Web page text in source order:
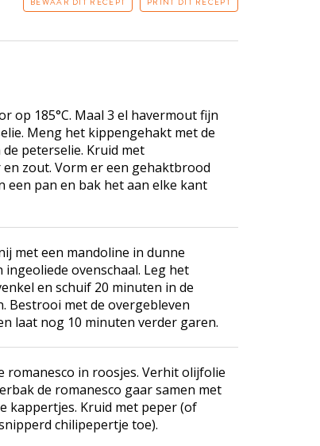
op 185°C. Maal 3 el havermout fijn
Meng het kippengehakt met de
peterselie. Kruid met
zout. Vorm er een gehaktbrood
een pan en bak het aan elke kant
met een mandoline in dunne
ingeoliede ovenschaal. Leg het
en schuif 20 minuten in de
Bestrooi met de overgebleven
laat nog 10 minuten verder garen.
romanesco in roosjes. Verhit olijfolie
de romanesco gaar samen met
kappertjes. Kruid met peper (of
chilipepertje toe).